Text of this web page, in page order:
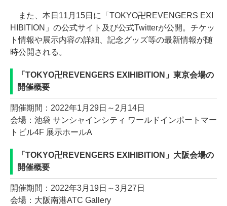
また、本日11月15日に「TOKYO卍REVENGERS EXI
HIBITION」の公式サイト及び公式Twitterが公開。チケッ
ト情報や展示内容の詳細、記念グッズ等の最新情報が随
時公開される。
「TOKYO卍REVENGERS EXIHIBITION」東京会場の
開催概要
開催期間：2022年1月29日～2月14日
会場：池袋 サンシャインシティ ワールドインポートマー
トビル4F 展示ホールA
「TOKYO卍REVENGERS EXIHIBITION」大阪会場の
開催概要
開催期間：2022年3月19日～3月27日
会場：大阪南港ATC Gallery